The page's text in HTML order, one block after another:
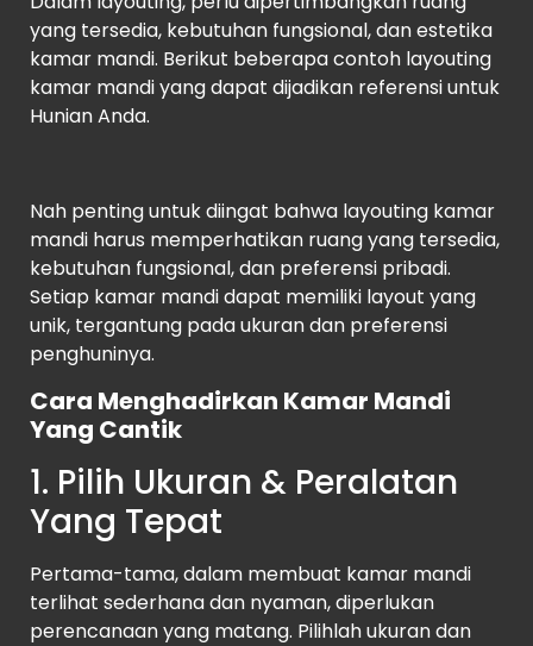
yang tersedia, kebutuhan fungsional, dan estetika
kamar mandi. Berikut beberapa contoh layouting
kamar mandi yang dapat dijadikan referensi untuk
Hunian Anda.
Nah penting untuk diingat bahwa layouting kamar
mandi harus memperhatikan ruang yang tersedia,
kebutuhan fungsional, dan preferensi pribadi.
Setiap kamar mandi dapat memiliki layout yang
unik, tergantung pada ukuran dan preferensi
penghuninya.
Cara Menghadirkan Kamar Mandi
Yang Cantik
1. Pilih Ukuran & Peralatan
Yang Tepat
Pertama-tama, dalam membuat kamar mandi
terlihat sederhana dan nyaman, diperlukan
perencanaan yang matang. Pilihlah ukuran dan